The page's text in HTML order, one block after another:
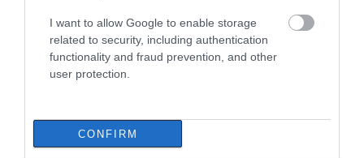
I want to allow Google to enable storage
related to security, including authentication
functionality and fraud prevention, and other
user protection.
CONFIRM